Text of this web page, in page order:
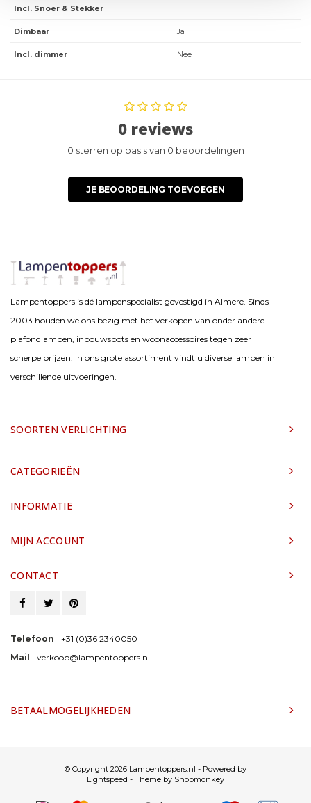
Incl. Snoer & Stekker
Dimbaar Ja
Incl. dimmer Nee
0 reviews
0 sterren op basis van 0 beoordelingen
JE BEOORDELING TOEVOEGEN
Lampentoppers is dé lampenspecialist gevestigd in Almere. Sinds
2003 houden we ons bezig met het verkopen van onder andere
plafondlampen, inbouwspots en woonaccessoires tegen zeer
scherpe prijzen. In ons grote assortiment vindt u diverse lampen in
verschillende uitvoeringen.
SOORTEN VERLICHTING
CATEGORIEËN
INFORMATIE
MIJN ACCOUNT
CONTACT
Telefoon
+31 (0)36 2340050
Mail
verkoop@lampentoppers.nl
BETAALMOGELIJKHEDEN
© Copyright 2026 Lampentoppers.nl - Powered by
Lightspeed - Theme by Shopmonkey